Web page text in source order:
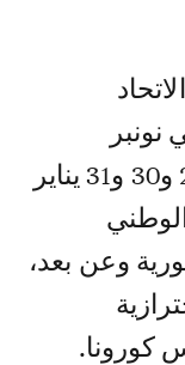
نونبر
الماضي، قد قرر اعتماد أيام 29 و30 و31 يناير
وعن بعد،
كورونا.